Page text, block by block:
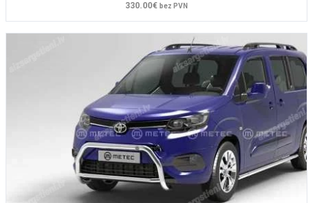
330.00€ bez PVN